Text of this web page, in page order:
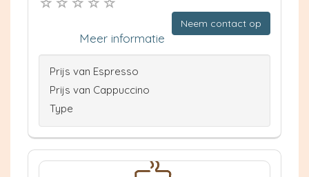
Neem contact op
Meer informatie
Prijs van Espresso
Prijs van Cappuccino
Type